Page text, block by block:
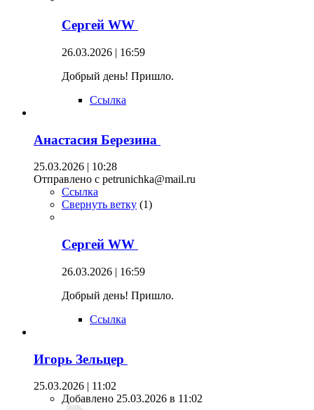
Сергей WW
26.03.2026 | 16:59
Добрый день! Пришло.
Ссылка
Анастасия Березина
25.03.2026 | 10:28
Отправлено с petrunichka@mail.ru
Ссылка
Свернуть ветку (1)
Сергей WW
26.03.2026 | 16:59
Добрый день! Пришло.
Ссылка
Игорь Зельцер
25.03.2026 | 11:02
Добавлено 25.03.2026 в 11:02